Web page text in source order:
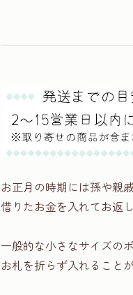
お正月の時期には孫や親
借りたお金を入れてお返
一般的な小さなサイズの
お札を折らず入れること